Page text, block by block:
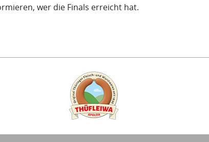
wer die Finals erreicht hat.